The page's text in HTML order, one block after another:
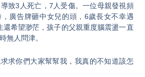
致3人死亡，7人受傷。一位母親發視頻
廣告牌砸中女兒的頭，6歲長女不幸遇
還希望渺茫，孩子的父親重度腦震盪一直
無人問津。
求你們大家幫幫我，我真的不知道該怎